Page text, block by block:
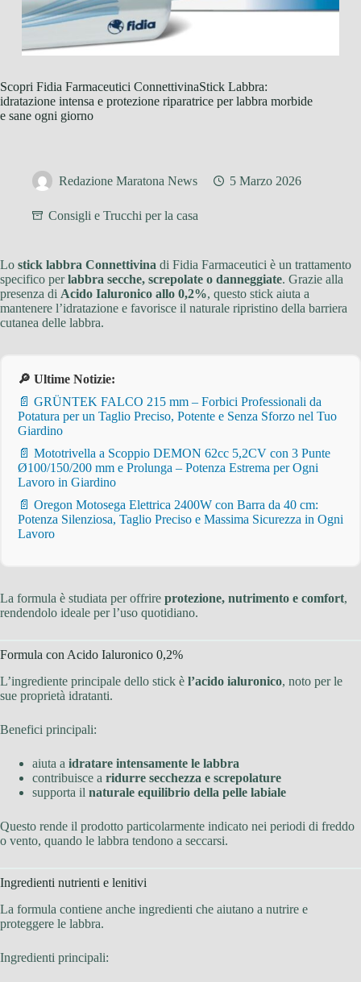
Scopri Fidia Farmaceutici ConnettivinaStick Labbra:
idratazione intensa e protezione riparatrice per labbra morbide
e sane ogni giorno
Redazione Maratona News 5 Marzo 2026
Consigli e Trucchi per la casa
Lo stick labbra Connettivina di Fidia Farmaceutici è un trattamento
specifico perlabbra secche, screpolate o danneggiate. Grazie alla
presenza di Acido Ialuronico allo 0,2%, questo stick aiuta a
mantenere l’idratazione e favorisce il naturale ripristino della barriera
cutanea delle labbra.
🔎 Ultime Notizie:
📄 GRÜNTEK FALCO 215 mm – Forbici Professionali da
Potatura per un Taglio Preciso, Potente e Senza Sforzo nel Tuo
Giardino
📄 Mototrivella a Scoppio DEMON 62cc 5,2CV con 3 Punte
Ø100/150/200 mm e Prolunga – Potenza Estrema per Ogni
Lavoro in Giardino
📄 Oregon Motosega Elettrica 2400W con Barra da 40 cm:
Potenza Silenziosa, Taglio Preciso e Massima Sicurezza in Ogni
Lavoro
La formula è studiata per offrire protezione, nutrimento e comfort,
rendendolo ideale per l’uso quotidiano.
Formula con Acido Ialuronico 0,2%
L’ingrediente principale dello stick è l’acido ialuronico, noto per le
sue proprietà idratanti.
Benefici principali:
aiuta a idratare intensamente le labbra
contribuisce a ridurre secchezza e screpolature
supporta il naturale equilibrio della pelle labiale
Questo rende il prodotto particolarmente indicato nei periodi di freddo
o vento, quando le labbra tendono a seccarsi.
Ingredienti nutrienti e lenitivi
La formula contiene anche ingredienti che aiutano a nutrire e
proteggere le labbra.
Ingredienti principali: